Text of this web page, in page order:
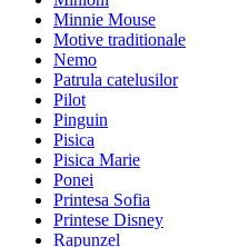
Minnie Mouse
Motive traditionale
Nemo
Patrula catelusilor
Pilot
Pinguin
Pisica
Pisica Marie
Ponei
Printesa Sofia
Printese Disney
Rapunzel